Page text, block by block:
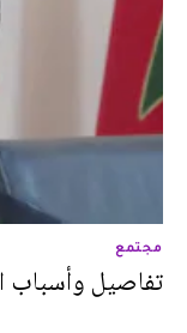
مجتمع
تفاصيل وأسباب